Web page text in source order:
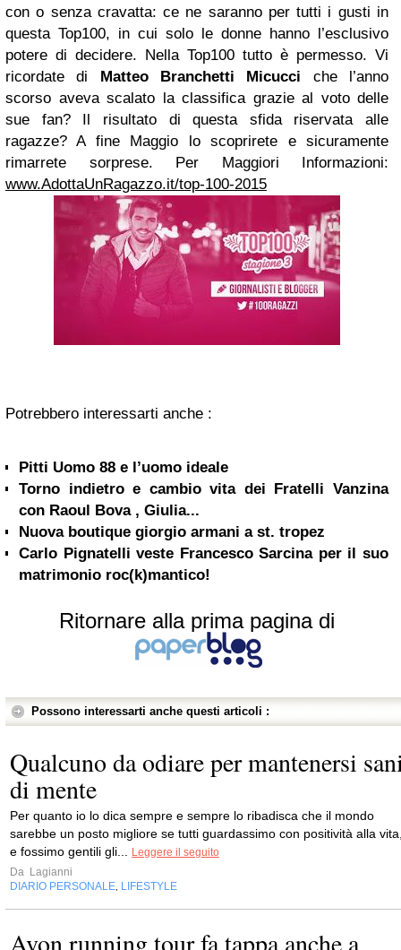
con o senza cravatta: ce ne saranno per tutti i gusti in
questa Top100, in cui solo le donne hanno l’esclusivo
potere di decidere. Nella Top100 tutto è permesso. Vi
ricordate di Matteo Branchetti Micucci che l’anno
scorso aveva scalato la classifica grazie al voto delle
sue fan?
Il risultato di questa sfida riservata alle
ragazze? A fine Maggio lo scoprirete e sicuramente
rimarrete sorprese.
Per Maggiori Informazioni:
www.AdottaUnRagazzo.it/top-100-2015
Potrebbero interessarti anche :
Pitti Uomo 88 e l’uomo ideale
Torno indietro e cambio vita dei Fratelli Vanzina
con Raoul Bova , Giulia...
Nuova boutique giorgio armani a st. tropez
Carlo Pignatelli veste Francesco Sarcina per il suo
matrimonio roc(k)mantico!
Ritornare alla prima pagina di
Possono interessarti anche questi articoli :
Qualcuno da odiare per mantenersi
di mente
Per quanto io lo dica sempre e sempre lo ribadisca che il mondo
sarebbe un posto migliore se tutti guardassimo con positività alla
e fossimo gentili gli...
Leggere il seguito
Da Lagianni
DIARIO PERSONALE LIFESTYLE
Avon running tour fa tappa anche a